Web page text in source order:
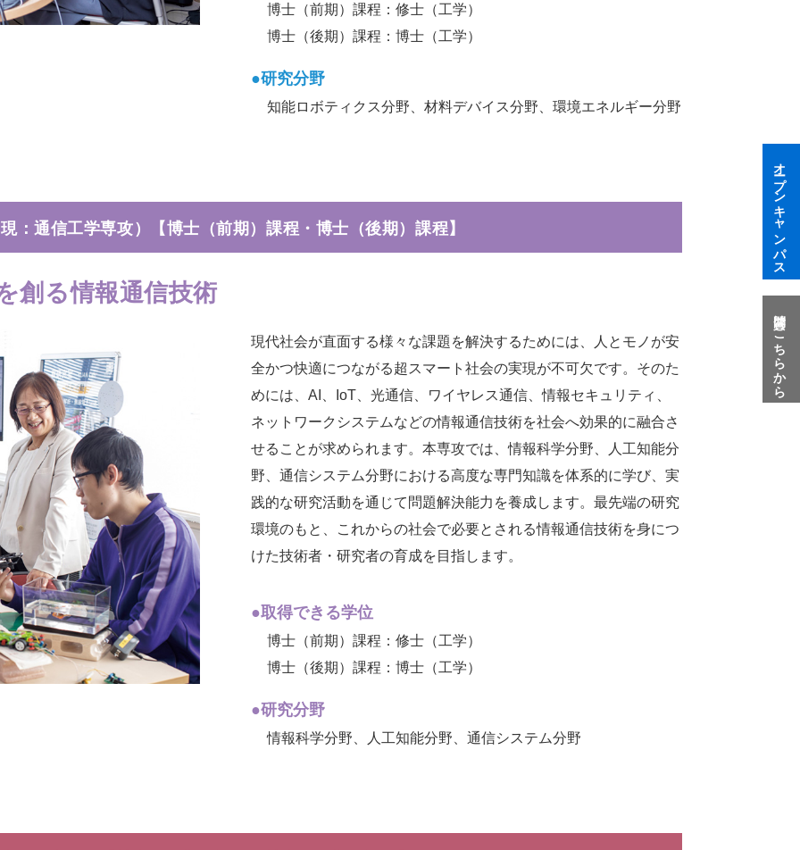
博士（前期）課程：修士（工学）
博士（後期）課程：博士（工学）
●研究分野
知能ロボティクス分野、材料デバイス分野、環境エネルギー分野
：通信工学専攻） 【博士（前期）課程・博士（後期）課程】
創る情報通信技術
現代社会が直面する様々な課題を解決するためには、人とモノが安
全かつ快適につながる超スマート社会の実現が不可欠です。そのた
めには、AI、IoT、光通信、ワイヤレス通信、情報セキュリティ、
ネットワークシステムなどの情報通信技術を社会へ効果的に融合さ
せることが求められます。本専攻では、情報科学分野、人工知能分
野、通信システム分野における高度な専門知識を体系的に学び、実
践的な研究活動を通じて問題解決能力を養成します。最先端の研究
環境のもと、これからの社会で必要とされる情報通信技術を身につ
けた技術者・研究者の育成を目指します。
●取得できる学位
博士（前期）課程：修士（工学）
博士（後期）課程：博士（工学）
●研究分野
情報科学分野、⼈⼯知能分野、通信システム分野
オープンキャンパス
質問はこちらから